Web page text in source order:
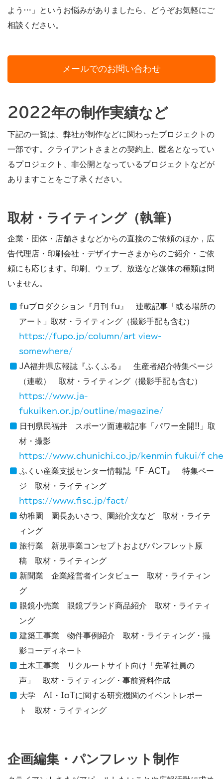
よう…」というお悩みがありましたら、どうぞお気軽にご
相談ください。
メールでのお問い合わせ
2022年の制作実績など
下記の一覧は、弊社が制作などに関わったプロジェクトの
一部です。クライアントさまとの契約上、匿名となってい
るプロジェクト、非公開となっているプロジェクトなどが
ありますことをご了承ください。
取材・ライティング（執筆）
企業・団体・店舗さまなどからの直接のご依頼のほか，広
告代理店・印刷会社・デザイナーさまからのご紹介・ご依
頼にも応じます。印刷、ウェブ、放送など媒体の種類は問
いません。
fuプロダクション『月刊 fu』 連載記事「或る場所の
アート」取材・ライティング（撮影手配も含む）
https://fupo.jp/column/art_view-
somewhere/
JA福井県広報誌『ふくふる』 生産者紹介特集ページ
（連載） 取材・ライティング（撮影手配も含む）
https://www.ja-
fukuiken.or.jp/outline/magazine/
日刊県民福井 スポーツ面連載記事「パワー全開!!」取
材・撮影
https://www.chunichi.co.jp/kenmin_fukui/
ふくい産業支援センター情報誌『F-ACT』 特集ペー
ジ 取材・ライティング
https://www.fisc.jp/fact/
幼稚園 園長あいさつ、園紹介文など 取材・ライテ
ィング
旅行業 新規事業コンセプトおよびパンフレット原
稿 取材・ライティング
新聞業 企業経営者インタビュー 取材・ライティン
グ
眼鏡小売業 眼鏡ブランド商品紹介 取材・ライティ
ング
建築工事業 物件事例紹介 取材・ライティング・撮
影コーディネート
土木工事業 リクルートサイト向け「先輩社員の
声」 取材・ライティング・事前資料作成
大学 AI・IoTに関する研究機関のイベントレポー
ト 取材・ライティング
企画編集・パンフレット制作